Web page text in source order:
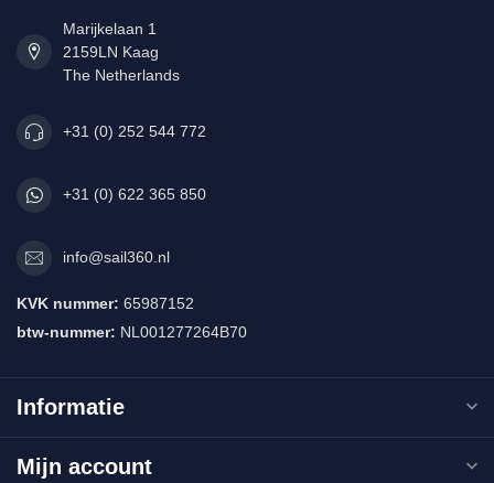
Marijkelaan 1
2159LN Kaag
The Netherlands
+31 (0) 252 544 772
+31 (0) 622 365 850
info@sail360.nl
KVK nummer: 65987152
btw-nummer: NL001277264B70
Informatie
Mijn account